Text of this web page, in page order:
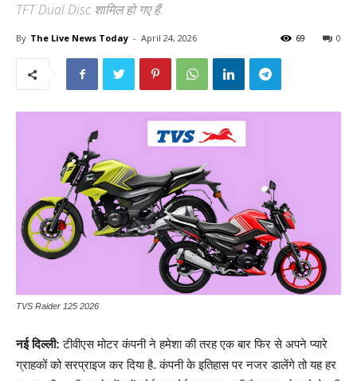
TFT Dual Disc शामिल हो गए हैं.
By The Live News Today - April 24, 2026 0
69
TVS Raider 125 2026
नई दिल्ली: टीवीएस मोटर कंपनी ने हमेशा की तरह एक बार फिर से अपने प्यारे
ग्राहकों को सरप्राइज कर दिया है. कंपनी के इतिहास पर नजर डालेंगे तो यह हर